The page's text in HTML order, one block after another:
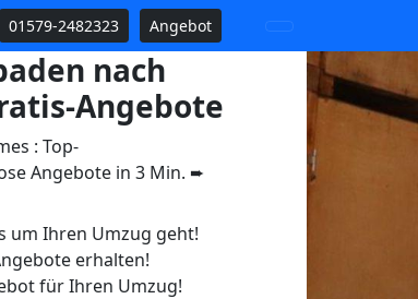
01579-2482323 Angebot
nach
Angebote
: Top-
Angebote in 3 Min. ➨
um Ihren Umzug geht!
erhalten!
für Ihren Umzug!